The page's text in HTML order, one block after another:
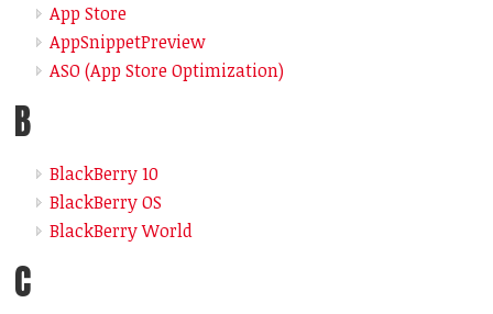
App Store
AppSnippetPreview
ASO (App Store Optimization)
B
BlackBerry 10
BlackBerry OS
BlackBerry World
C